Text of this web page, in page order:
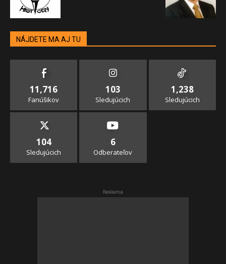
NÁJDETE MA AJ TU
11,716
Fanúšikov
103
Sledujúcich
1,238
Sledujúcich
104
Sledujúcich
6
Odberateľov
Reklama